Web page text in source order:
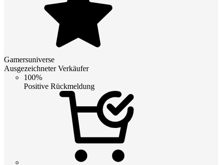
Gamersuniverse
Ausgezeichneter Verkäufer
100%
Positive Rückmeldung